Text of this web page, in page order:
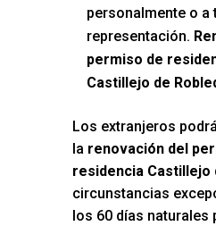
personalmente o a
representación.
permiso de
Castillejo de
Los extranjeros
la renovación del
residencia Castillejo
circunstancias
los 60 días naturales